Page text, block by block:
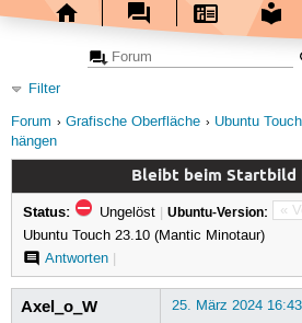
Filter
Forum
Grafische Oberfläche Ubuntu Touch
hängen
Bleibt beim Startbild
«
Status: Ungelöst | Ubuntu-Version:
Ubuntu Touch 23.10 (Mantic Minotaur)
Antworten|
Axel_o_W 25. März 2024 16:43